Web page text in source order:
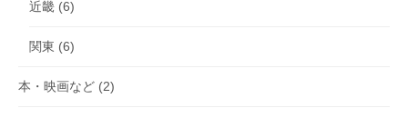
近畿 (6)
関東 (6)
本・映画など (2)